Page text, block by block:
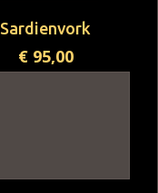
Sardienvork
€95,00